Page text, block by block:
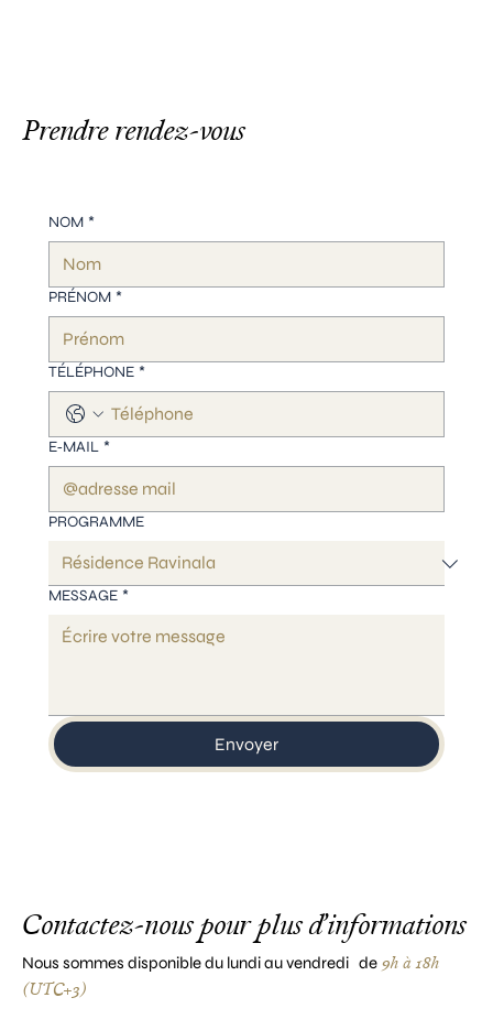
Prendre rendez-vous
NOM *
PRÉNOM *
TÉLÉPHONE *
E‑MAIL *
PROGRAMME
MESSAGE *
Envoyer
Contactez-nous pour plus d’informations
Nous sommes disponible du lundi au vendredi de 9h à 18h
(UTC+3)